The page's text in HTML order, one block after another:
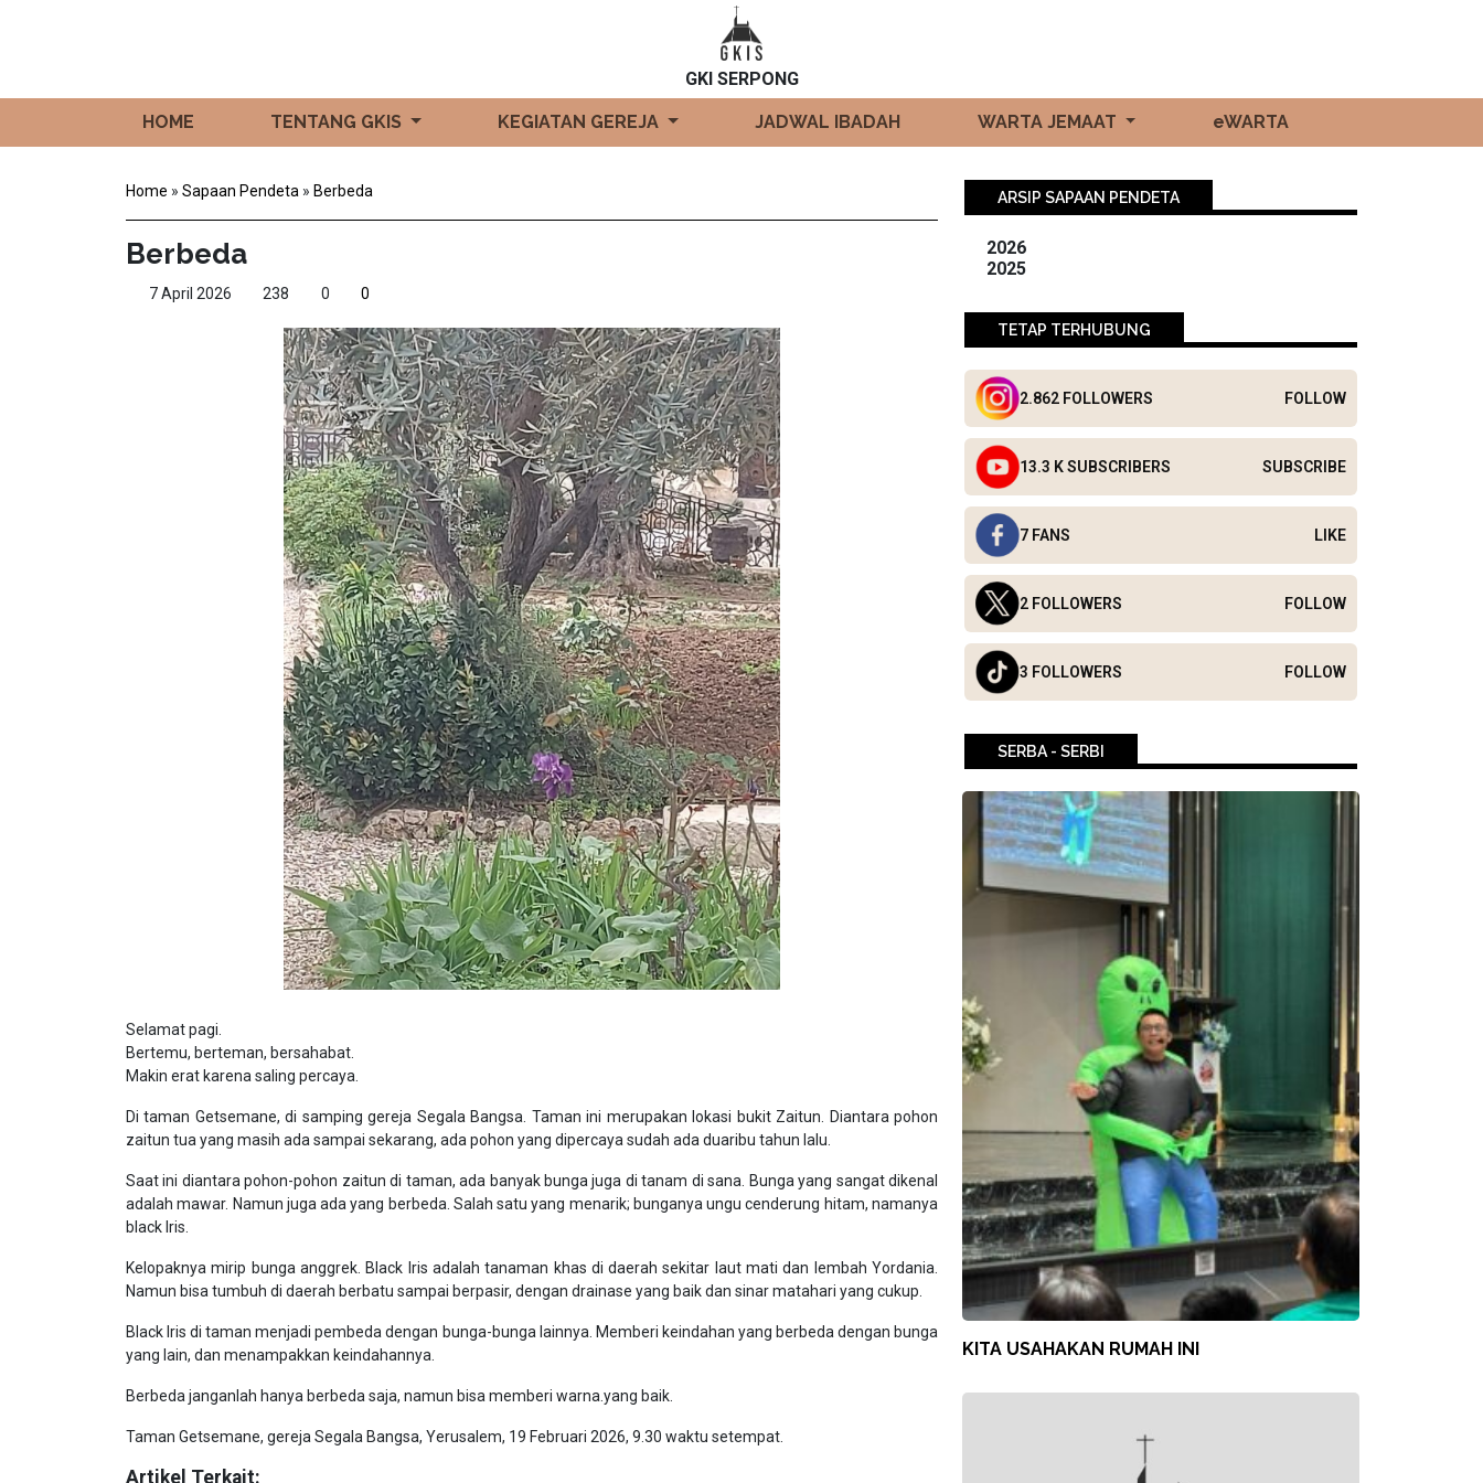
GKI SERPONG
HOME TENTANG GKIS KEGIATAN GEREJA JADWAL IBADAH WARTA JEMAAT eWARTA
Home » Sapaan Pendeta » Berbeda
Berbeda
7 April 2026 238 0 0
Selamat pagi.
Bertemu, berteman, bersahabat.
Makin erat karena saling percaya.
Di taman Getsemane, di samping gereja Segala Bangsa. Taman ini merupakan lokasi bukit Zaitun. Diantara pohon
zaitun tua yang masih ada sampai sekarang, ada pohon yang dipercaya sudah ada duaribu tahun lalu.
Saat ini diantara pohon-pohon zaitun di taman, ada banyak bunga juga di tanam di sana. Bunga yang sangat dikenal
adalah mawar. Namun juga ada yang berbeda. Salah satu yang menarik; bunganya ungu cenderung hitam, namanya
black Iris.
Kelopaknya mirip bunga anggrek. Black Iris adalah tanaman khas di daerah sekitar laut mati dan lembah Yordania.
Namun bisa tumbuh di daerah berbatu sampai berpasir, dengan drainase yang baik dan sinar matahari yang cukup.
Black Iris di taman menjadi pembeda dengan bunga-bunga lainnya. Memberi keindahan yang berbeda dengan bunga
yang lain, dan menampakkan keindahannya.
Berbeda janganlah hanya berbeda saja, namun bisa memberi warna.yang baik.
Taman Getsemane, gereja Segala Bangsa, Yerusalem, 19 Februari 2026, 9.30 waktu setempat.
Artikel Terkait:
ARSIP SAPAAN PENDETA
2026
2025
TETAP TERHUBUNG
2.862 FOLLOWERS FOLLOW
13.3 K SUBSCRIBERS SUBSCRIBE
7 FANS LIKE
2 FOLLOWERS FOLLOW
3 FOLLOWERS FOLLOW
SERBA - SERBI
KITA USAHAKAN RUMAH INI